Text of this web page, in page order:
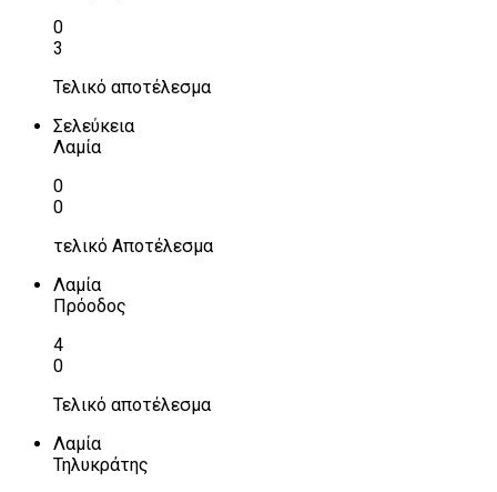
0
3
Τελικό αποτέλεσμα
Σελεύκεια
Λαμία
0
0
τελικό Αποτέλεσμα
Λαμία
Πρόοδος
4
0
Τελικό αποτέλεσμα
Λαμία
Τηλυκράτης